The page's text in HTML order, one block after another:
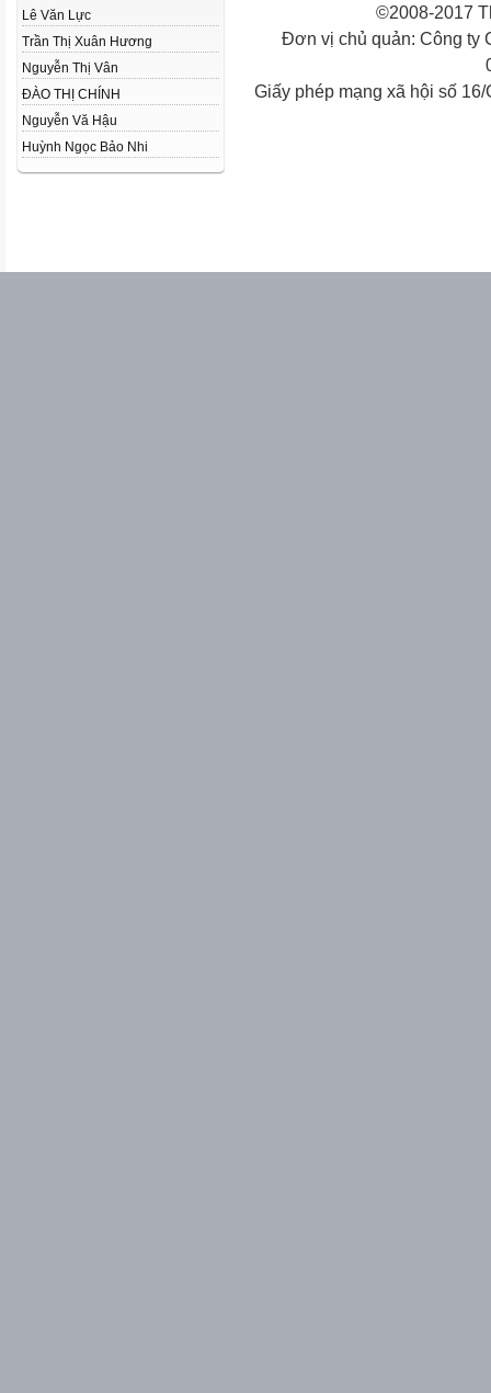
Lê Văn Lực
Trần Thị Xuân Hương
Nguyễn Thị Vân
ĐÀO THỊ CHÍNH
Nguyễn Vă Hậu
Huỳnh Ngọc Bảo Nhi
©2008-2017
Đơn vị chủ quản: Công ty
Giấy phép mạng xã hội số